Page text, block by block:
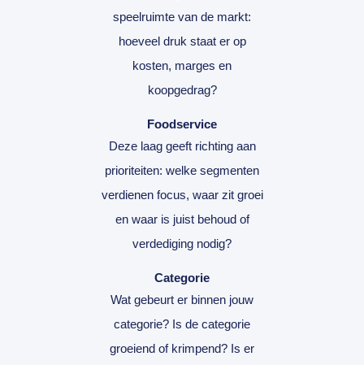
speelruimte van de markt:
hoeveel druk staat er op
kosten, marges en
koopgedrag?
Foodservice
Deze laag geeft richting aan
prioriteiten: welke segmenten
verdienen focus, waar zit groei
en waar is juist behoud of
verdediging nodig?
Categorie
Wat gebeurt er binnen jouw
categorie? Is de categorie
groeiend of krimpend? Is er